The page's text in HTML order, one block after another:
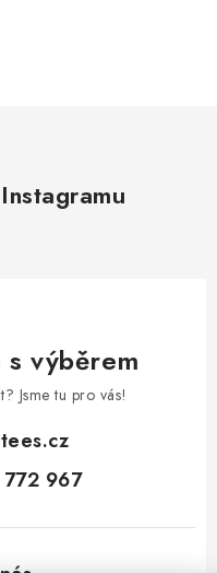
s výběrem
Jsme tu pro vás!
967